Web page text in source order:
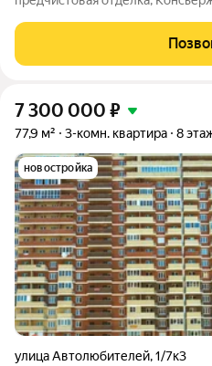
инфраструктура в шаговой
Ипотека без первоначального
7 300 000 ₽
77,9 м² 3-комн. квартира 8
новостройка
улица Автолюбителей,1/7к3